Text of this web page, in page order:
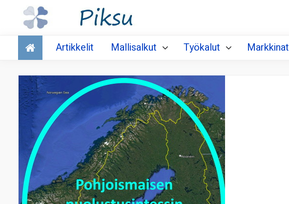
Talous
Artikkelit Mallisalkut Työkalut Markkinat